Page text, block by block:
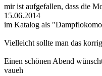
mir ist aufgefallen, dass die
15.06.2014
im Katalog als
Vielleicht sollte man das
Einen schönen Abend
vaueh